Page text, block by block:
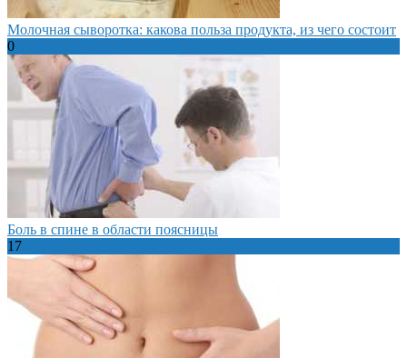
Молочная сыворотка: какова польза продукта, из чего состоит
0
Боль в спине в области поясницы
17